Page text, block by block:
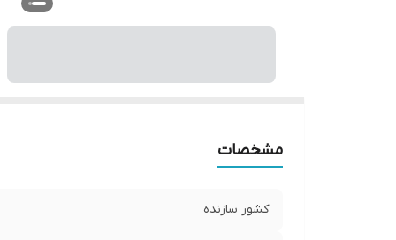
مشخصات
کشور سازنده